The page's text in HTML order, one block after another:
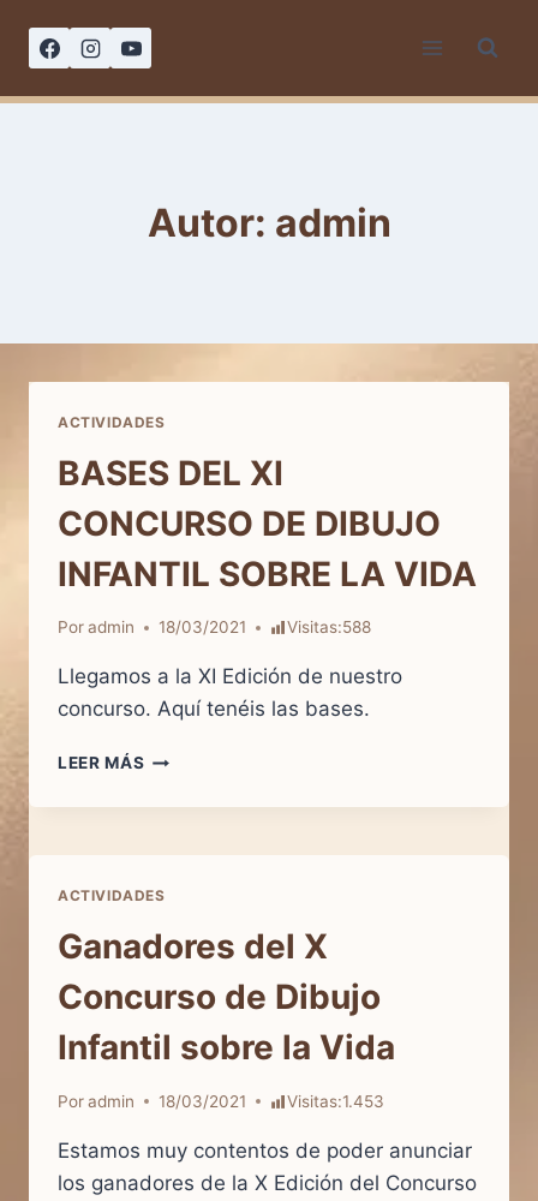
Autor: admin
ACTIVIDADES
BASES DEL XI
CONCURSO DE DIBUJO
INFANTIL SOBRE LA VIDA
Poradmin 18/03/2021 Visitas:588
Llegamos a la XI Edición de nuestro
concurso. Aquí tenéis las bases.
LEER MÁS BASES
XI
SOBRE
LA
ACTIVIDADES
Ganadores del X
Concurso de Dibujo
Infantil sobre la Vida
Poradmin 18/03/2021 Visitas:1.453
Estamos muy contentos de poder anunciar
los ganadores de la X Edición del Concurso